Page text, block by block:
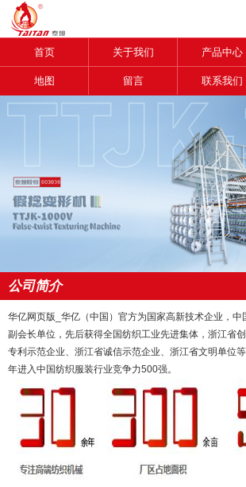
首页 关于我们 产品中心
地图 留言 联系我们
公司简介
华亿网页版_华亿（中国）官方为国家高新技术企业，
副会长单位，先后获得全国纺织工业先进集体，浙江省
专利示范企业、浙江省诚信示范企业、浙江省文明单位
年进入中国纺织服装行业竞争力500强。